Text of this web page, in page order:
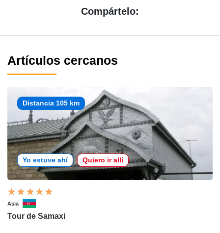
Compártelo:
Artículos cercanos
Distancia 105 km
Yo estuve ahí Quiero ir allí
Asia
Tour de Samaxi